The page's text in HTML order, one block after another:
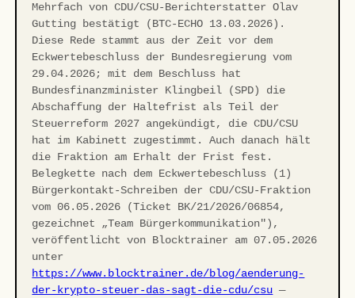
Mehrfach von CDU/CSU-Berichterstatter Olav
Gutting bestätigt (BTC-ECHO 13.03.2026).
Diese Rede stammt aus der Zeit vor dem
Eckwertebeschluss der Bundesregierung vom
29.04.2026; mit dem Beschluss hat
Bundesfinanzminister Klingbeil (SPD) die
Abschaffung der Haltefrist als Teil der
Steuerreform 2027 angekündigt, die CDU/CSU
hat im Kabinett zugestimmt. Auch danach hält
die Fraktion am Erhalt der Frist fest.
Belegkette nach dem Eckwertebeschluss (1)
Bürgerkontakt-Schreiben der CDU/CSU-Fraktion
vom 06.05.2026 (Ticket BK/21/2026/06854,
gezeichnet „Team Bürgerkommunikation"),
veröffentlicht von Blocktrainer am 07.05.2026
unter
https://www.blocktrainer.de/blog/aenderung-
der-krypto-steuer-das-sagt-die-cdu/csu —